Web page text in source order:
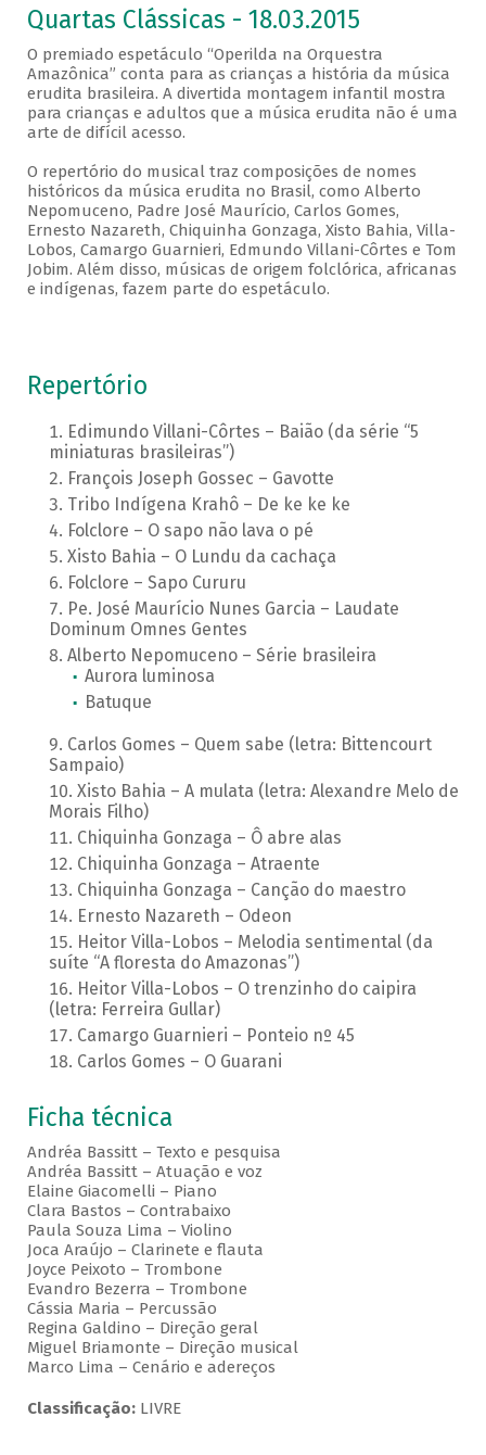
Quartas Clássicas - 18.03.2015
O premiado espetáculo “Operilda na Orquestra
Amazônica” conta para as crianças a história da música
erudita brasileira. A divertida montagem infantil mostra
para crianças e adultos que a música erudita não é uma
arte de difícil acesso.
O repertório do musical traz composições de nomes
históricos da música erudita no Brasil, como Alberto
Nepomuceno, Padre José Maurício, Carlos Gomes,
Ernesto Nazareth, Chiquinha Gonzaga, Xisto Bahia, Villa-
Lobos, Camargo Guarnieri, Edmundo Villani-Côrtes e Tom
Jobim. Além disso, músicas de origem folclórica, africanas
e indígenas, fazem parte do espetáculo.
Repertório
Edimundo Villani-Côrtes – Baião (da série “5
miniaturas brasileiras”)
François Joseph Gossec – Gavotte
Tribo Indígena Krahô – De ke ke ke
Folclore – O sapo não lava o pé
Xisto Bahia – O Lundu da cachaça
Folclore – Sapo Cururu
Pe. José Maurício Nunes Garcia – Laudate
Dominum Omnes Gentes
Alberto Nepomuceno – Série brasileira
Aurora luminosa
Batuque
Carlos Gomes – Quem sabe (letra: Bittencourt
Sampaio)
Xisto Bahia – A mulata (letra: Alexandre Melo de
Morais Filho)
Chiquinha Gonzaga – Ô abre alas
Chiquinha Gonzaga – Atraente
Chiquinha Gonzaga – Canção do maestro
Ernesto Nazareth – Odeon
Heitor Villa-Lobos – Melodia sentimental (da
suíte “A floresta do Amazonas”)
Heitor Villa-Lobos – O trenzinho do caipira
(letra: Ferreira Gullar)
Camargo Guarnieri – Ponteio nº 45
Carlos Gomes – O Guarani
Ficha técnica
Andréa Bassitt – Texto e pesquisa
Andréa Bassitt – Atuação e voz
Elaine Giacomelli – Piano
Clara Bastos – Contrabaixo
Paula Souza Lima – Violino
Joca Araújo – Clarinete e flauta
Joyce Peixoto – Trombone
Evandro Bezerra – Trombone
Cássia Maria – Percussão
Regina Galdino – Direção geral
Miguel Briamonte – Direção musical
Marco Lima – Cenário e adereços
Classificação:LIVRE